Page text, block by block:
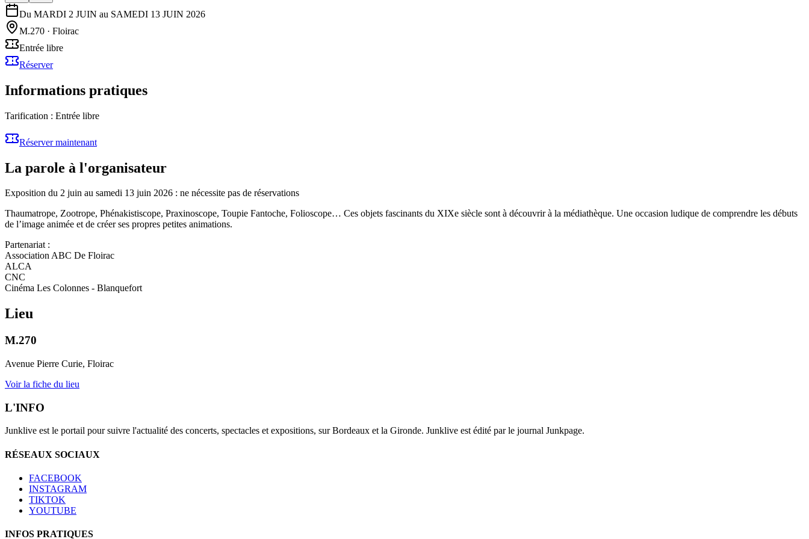
Du MARDI 2 JUIN au SAMEDI 13 JUIN 2026
M.270 · Floirac
Entrée libre
Réserver
Informations pratiques
Tarification : Entrée libre
Réserver maintenant
La parole à l'organisateur
Exposition du 2 juin au samedi 13 juin 2026 : ne nécessite pas de réservations
Thaumatrope, Zootrope, Phénakistiscope, Praxinoscope, Toupie Fantoche, Folioscope… Ces objets fascinants du XIXe siècle sont à découvrir à la médiathèque. Une occasion ludique de comprendre les débuts
de l’image animée et de créer ses propres petites animations.
Partenariat :
Association ABC De Floirac
ALCA
CNC
Cinéma Les Colonnes - Blanquefort
Lieu
M.270
Avenue Pierre Curie, Floirac
Voir la fiche du lieu
L'INFO
Junklive est le portail pour suivre l'actualité des concerts, spectacles et expositions, sur Bordeaux et la Gironde. Junklive est édité par le journal Junkpage.
RÉSEAUX SOCIAUX
FACEBOOK
INSTAGRAM
TIKTOK
YOUTUBE
INFOS PRATIQUES